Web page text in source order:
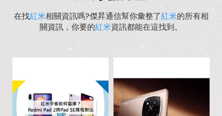
在找紅米相關資訊嗎?傑昇通信幫你彙整了紅米的所有相
關資訊，你要的紅米資訊都能在這找到。